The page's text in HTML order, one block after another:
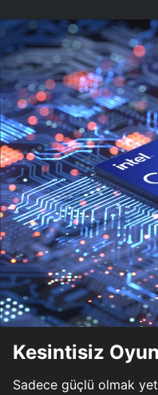
Kesintisiz
Sadece güçlü olmak